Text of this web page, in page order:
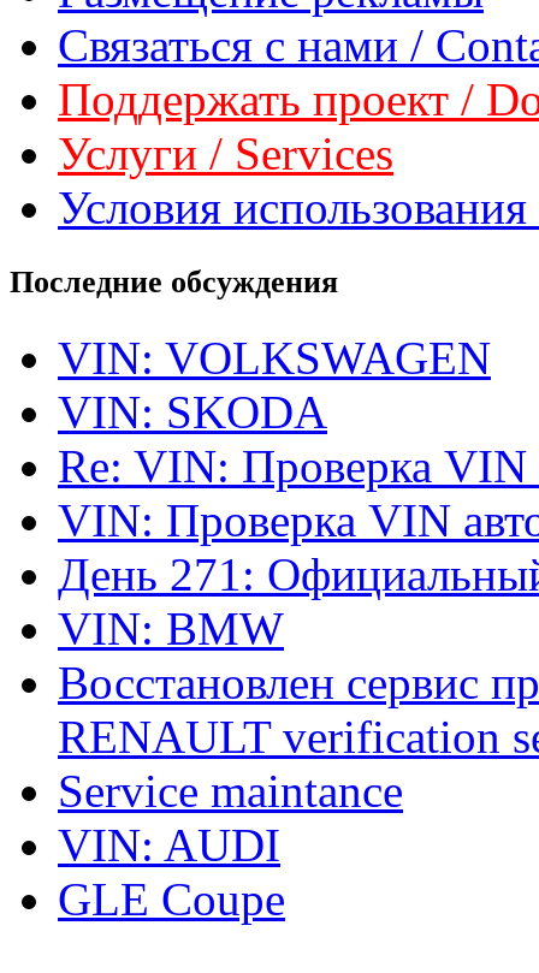
Связаться с нами /
Поддержать проект /
Услуги / Services
Условия
Последние обсуждения
VIN: VOLKSWAGEN
VIN: SKODA
Re: VIN: Проверка VIN
VIN: Проверка VIN
День 271:
VIN: BMW
Восстановлен сервис
RENAULT verification
Service maintance
VIN: AUDI
GLE Coupe